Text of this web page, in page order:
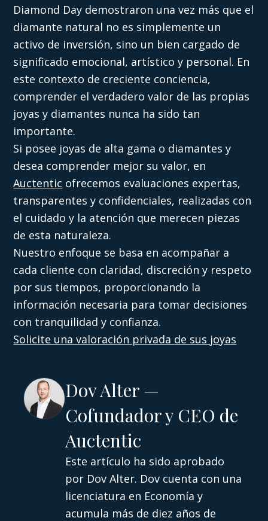
Diamond Day demostraron una vez más que el
diamante natural no es simplemente un
activo de inversión, sino un bien cargado de
significado emocional, artístico y personal. En
este contexto de creciente conciencia,
comprender el verdadero valor de las propias
joyas y diamantes nunca ha sido tan
importante.
Si posee joyas de alta gama o diamantes y
desea comprender mejor su valor, en
Auctentic ofrecemos evaluaciones expertas,
transparentes y confidenciales, realizadas con
el cuidado y la atención que merecen piezas
de esta naturaleza.
Nuestro enfoque se basa en acompañar a
cada cliente con claridad, discreción y respeto
por sus tiempos, proporcionando la
información necesaria para tomar decisiones
con tranquilidad y confianza.
Solicite una valoración privada de sus joyas
Dov Alter —
Cofundador y CEO de
Auctentic
Este artículo ha sido aprobado
por Dov Alter. Dov cuenta con una
licenciatura en Economía y
acumula más de diez años de